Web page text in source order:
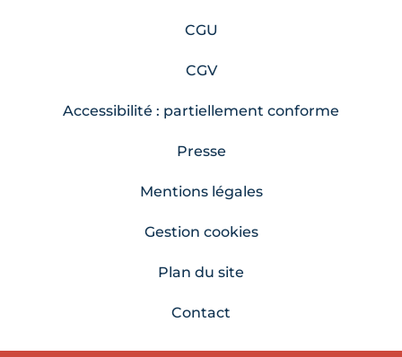
CGU
CGV
Accessibilité : partiellement conforme
Presse
Mentions légales
Gestion cookies
Plan du site
Contact